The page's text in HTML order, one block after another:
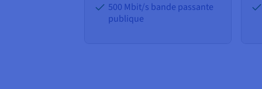
500 Mbit/s bande passante
publique